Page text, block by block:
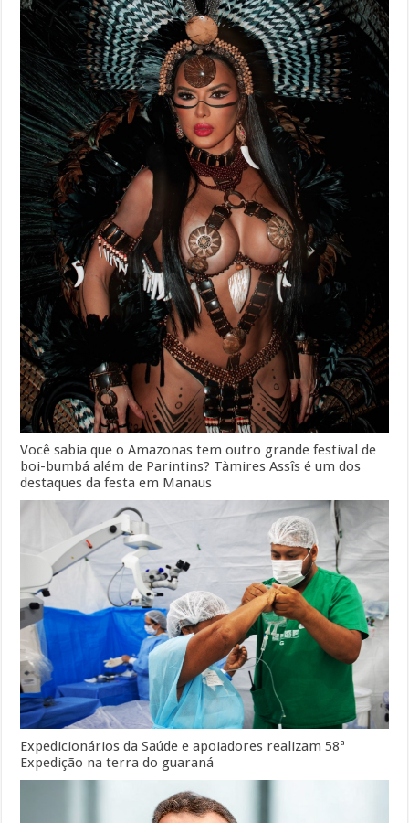
Você sabia que o Amazonas tem outro grande festival de
boi-bumbá além de Parintins? Tàmires Assîs é um dos
destaques da festa em Manaus
Expedicionários da Saúde e apoiadores realizam 58ª
Expedição na terra do guaraná